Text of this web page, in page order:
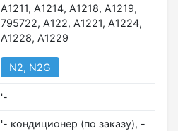
A1211, A1214, A1218, A1219,
795722, A122, A1221, A1224,
A1228, A1229
N2, N2G
'-
'- кондиционер (по заказу), -